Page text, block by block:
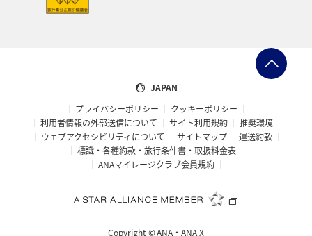
JAPAN
プライバシーポリシー
クッキーポリシー
利用者情報の外部送信について
サイト利用規約
推奨環境
ウェブアクセシビリティについて
サイトマップ
運送約款
標識・各種約款・旅行条件書・取扱料金表
ANAマイレージクラブ会員規約
Copyright ©ANA・ANA X